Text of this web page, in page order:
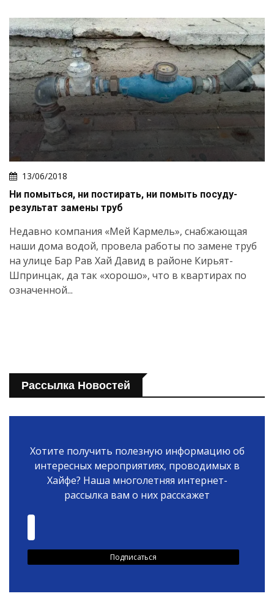
13/06/2018
Ни помыться, ни постирать, ни помыть посуду-
результат замены труб
Недавно компания «Мей Кармель», снабжающая
наши дома водой, провела работы по замене труб
на улице Бар Рав Хай Давид в районе Кирьят-
Шпринцак, да так «хорошо», что в квартирах по
означенной...
Рассылка Новостей
Хотите получить полезную информацию об
интересных мероприятиях, проводимых в
Хайфе? Наша многолетняя интернет-
рассылка вам о них расскажет